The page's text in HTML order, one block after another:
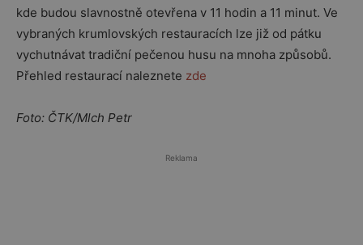
kde budou slavnostně otevřena v 11 hodin a 11 minut. Ve
vybraných krumlovských restauracích lze již od pátku
vychutnávat tradiční pečenou husu na mnoha způsobů.
Přehled restaurací naleznete zde
Foto: ČTK/Mlch Petr
Reklama